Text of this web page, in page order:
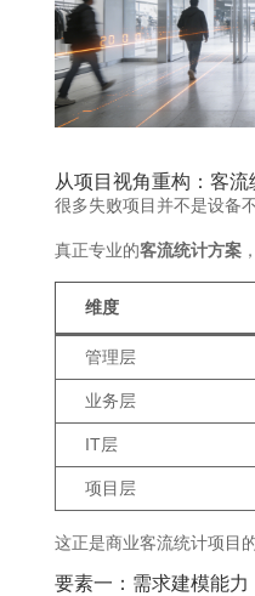
从项目视角重构： 客流
很多失败项目并不是设备
真正专业的客流统计方案
维度
管理层
业务层
IT层
项目层
这正是商业客流统计项目
要素一：需求建模能